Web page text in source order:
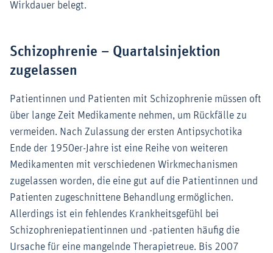
Wirkdauer belegt.
Schizophrenie – Quartalsinjektion
zugelassen
Patientinnen und Patienten mit Schizophrenie müssen oft
über lange Zeit Medikamente nehmen, um Rückfälle zu
vermeiden. Nach Zulassung der ersten Antipsychotika
Ende der 1950er-Jahre ist eine Reihe von weiteren
Medikamenten mit verschiedenen Wirkmechanismen
zugelassen worden, die eine gut auf die Patientinnen und
Patienten zugeschnittene Behandlung ermöglichen.
Allerdings ist ein fehlendes Krankheitsgefühl bei
Schizophreniepatientinnen und -patienten häufig die
Ursache für eine mangelnde Therapietreue. Bis 2007